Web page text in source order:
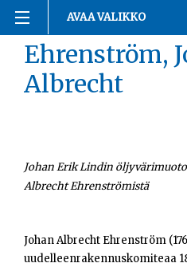
Siirry
sisältöön
AVAA VALIKKO
Ehrenström,
Albrecht
Johan Erik Lindin
Albrecht Ehrenströmistä
Johan Albrecht Ehrenström
uudelleenrakennuskomiteaa